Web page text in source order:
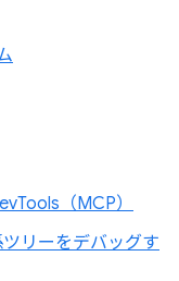
（MCP）
リーをデバッグす